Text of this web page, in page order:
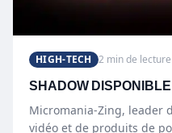
HIGH-TECH 2 min de lecture
SHADOW
Micromania-Zing, leader
vidéo et de produits de